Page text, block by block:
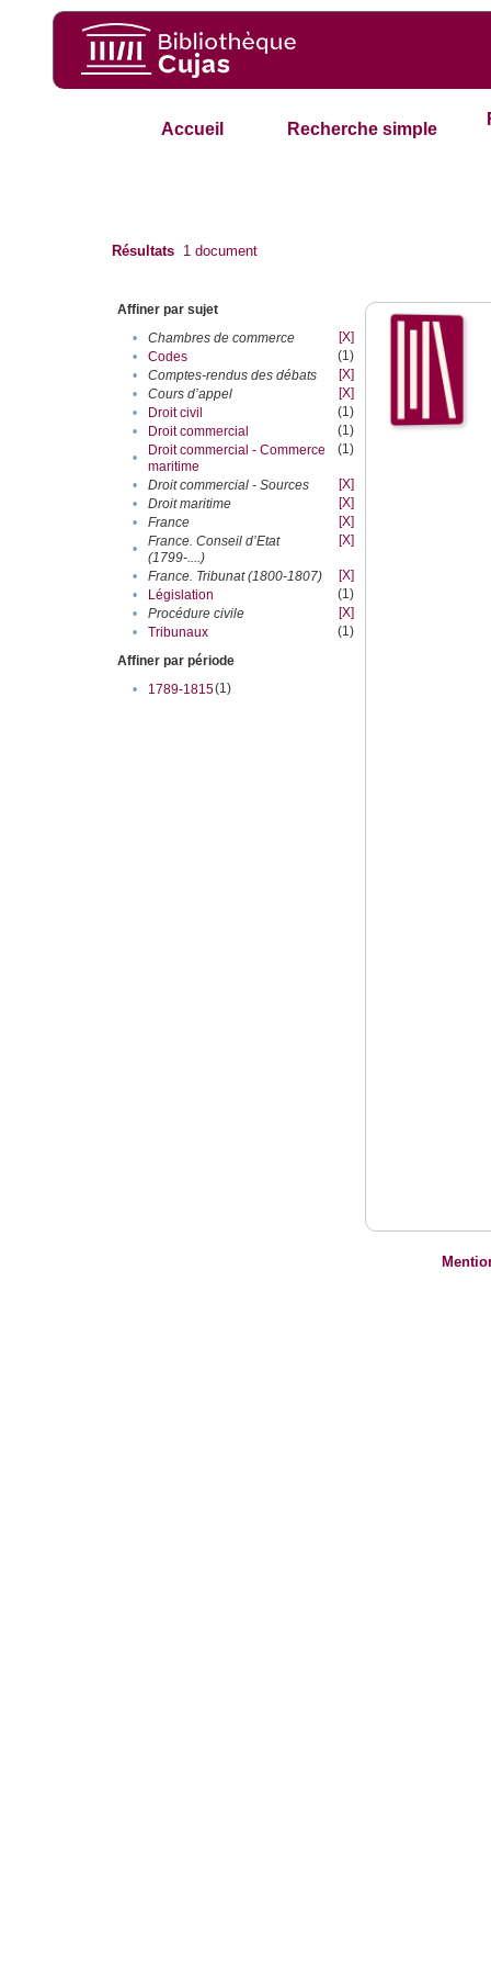
Accueil Recherche simple
Résultats 1 document
Affiner par sujet
•
Chambres de commerce
[X]
•
Codes
(1)
•
Comptes-rendus des débats
[X]
•
Cours d’appel
[X]
•
Droit civil
(1)
•
Droit commercial
(1)
•
Droit commercial - Commerce
maritime
(1)
• Droit commercial - Sources
[X]
•
Droit maritime
[X]
•
France
[X]
•
France. Conseil d’Etat
(1799-....)
[X]
• France. Tribunat (1800-1807)
[X]
•
Législation
(1)
•
Procédure civile
[X]
•
Tribunaux
(1)
Affiner par période
•
1789-1815(1)